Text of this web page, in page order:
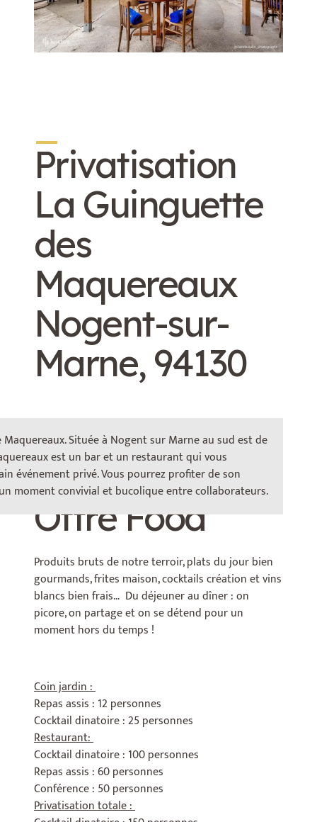
Privatisation
La Guinguette
des
Maquereaux
Nogent-sur-
Marne, 94130
Située à Nogent sur Marne au sud est de
est un bar et un restaurant qui vous
événement privé. Vous pourrez profiter de son
moment convivial et bucolique entre collaborateurs.
_
Offre Food
Produits bruts de notre terroir, plats du jour bien
gourmands, frites maison, cocktails création et vins
blancs bien frais… Du déjeuner au dîner : on
picore, on partage et on se détend pour un
moment hors du temps !
Coin jardin :
Repas assis : 12 personnes
Cocktail dinatoire : 25 personnes
Restaurant:
Cocktail dinatoire : 100 personnes
Repas assis : 60 personnes
Conférence : 50 personnes
Privatisation totale :